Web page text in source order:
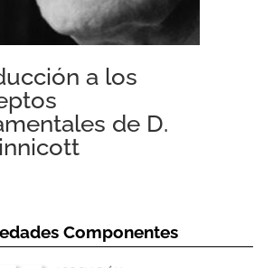
a los
de D.
Componentes